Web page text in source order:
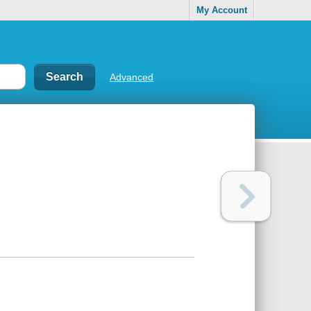
My Account
Advanced